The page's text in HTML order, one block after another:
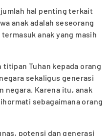
hal penting terkait
anak adalah seseorang
anak yang masih
titipan Tuhan kepada orang
sekaligus generasi
negara. Karena itu, anak
sebagaimana orang
potensi dan generasi